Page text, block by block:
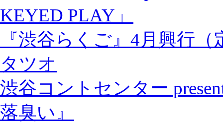
KEYED PLAY」
『渋谷らくご』4月興行
タツオ
渋谷コントセンター
落臭い』